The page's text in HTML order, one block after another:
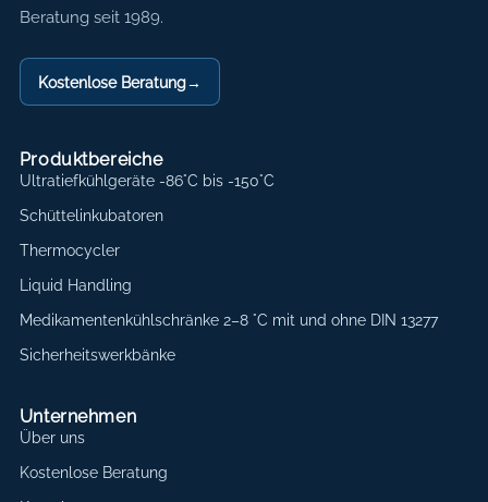
Beratung seit 1989.
Kostenlose Beratung→
Produktbereiche
Ultratiefkühlgeräte -86°C bis -150°C
Schüttelinkubatoren
Thermocycler
Liquid Handling
Medikamentenkühlschränke 2–8 °C mit und ohne DIN 13277
Sicherheitswerkbänke
Unternehmen
Über uns
Kostenlose Beratung